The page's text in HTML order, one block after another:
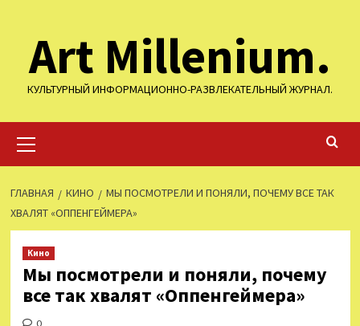
содержимому
Art Millenium.
КУЛЬТУРНЫЙ ИНФОРМАЦИОННО-РАЗВЛЕКАТЕЛЬНЫЙ ЖУРНАЛ.
меню
ГЛАВНАЯ КИНО
МЫ ПОСМОТРЕЛИ И ПОНЯЛИ, ПОЧЕМУ ВСЕ ТАК
ХВАЛЯТ «ОППЕНГЕЙМЕРА»
Кино
Мы посмотрели и поняли, почему
все так хвалят «Оппенгеймера»
0